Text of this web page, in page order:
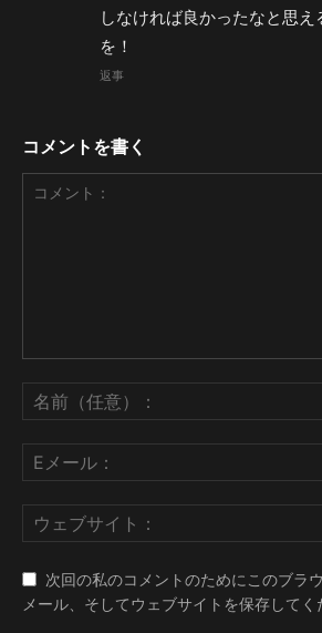
しなければ良かったなと思
を！
返事
コメントを書く
次回の私のコメントのためにこのブラ
メール、そしてウェブサイトを保存してく